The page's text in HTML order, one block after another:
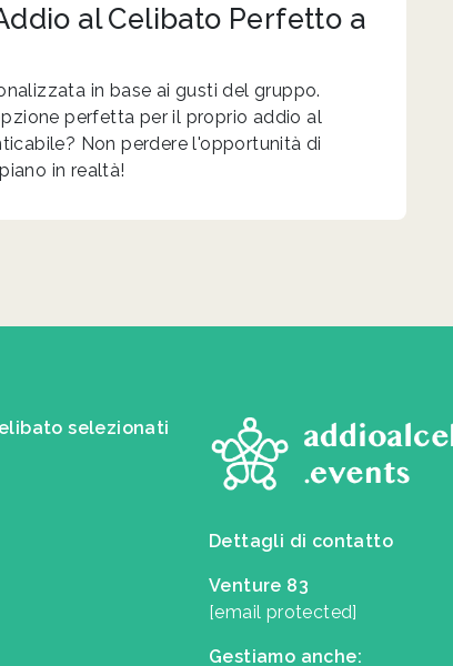
al Celibato Perfetto a
in base ai gusti del gruppo.
perfetta per il proprio addio al
Non perdere l'opportunità di
in realtà!
selezionati
Dettagli di contatto
Venture 83
[email protected]
Gestiamo anche: